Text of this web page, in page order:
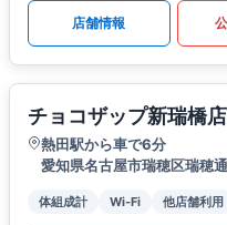
店舗情報
チョコザップ新瑞橋店
熱田駅から車で6分
愛知県名古屋市瑞穂区瑞穂
体組成計 Wi-Fi 他店舗利用